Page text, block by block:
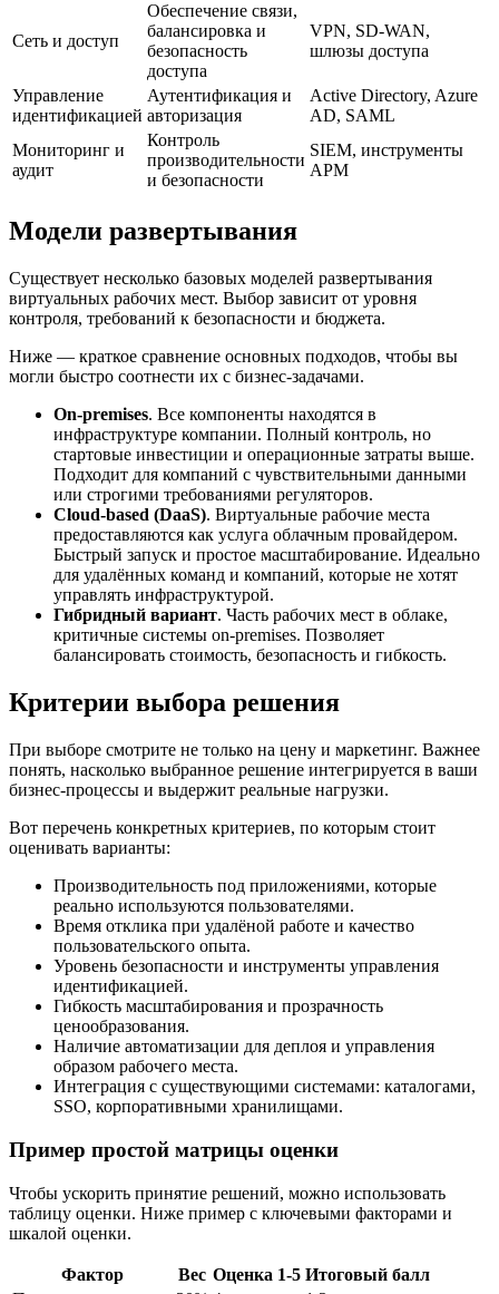
Сеть и доступ
Обеспечение связи,
балансировка и
безопасность
доступа
VPN, SD-WAN,
шлюзы доступа
Управление
идентификацией
Аутентификация и
авторизация
Active Directory, Azure
AD, SAML
Мониторинг и
аудит
Контроль
производительности
и безопасности
SIEM, инструменты
APM
Модели развертывания
Существует несколько базовых моделей развертывания
виртуальных рабочих мест. Выбор зависит от уровня
контроля, требований к безопасности и бюджета.
Ниже — краткое сравнение основных подходов, чтобы вы
могли быстро соотнести их с бизнес-задачами.
On-premises. Все компоненты находятся в
инфраструктуре компании. Полный контроль, но
стартовые инвестиции и операционные затраты выше.
Подходит для компаний с чувствительными данными
или строгими требованиями регуляторов.
Cloud-based (DaaS). Виртуальные рабочие места
предоставляются как услуга облачным провайдером.
Быстрый запуск и простое масштабирование. Идеально
для удалённых команд и компаний, которые не хотят
управлять инфраструктурой.
Гибридный вариант. Часть рабочих мест в облаке,
критичные системы on-premises. Позволяет
балансировать стоимость, безопасность и гибкость.
Критерии выбора решения
При выборе смотрите не только на цену и маркетинг. Важнее
понять, насколько выбранное решение интегрируется в ваши
бизнес-процессы и выдержит реальные нагрузки.
Вот перечень конкретных критериев, по которым стоит
оценивать варианты:
Производительность под приложениями, которые
реально используются пользователями.
Время отклика при удалёной работе и качество
пользовательского опыта.
Уровень безопасности и инструменты управления
идентификацией.
Гибкость масштабирования и прозрачность
ценообразования.
Наличие автоматизации для деплоя и управления
образом рабочего места.
Интеграция с существующими системами: каталогами,
SSO, корпоративными хранилищами.
Пример простой матрицы оценки
Чтобы ускорить принятие решений, можно использовать
таблицу оценки. Ниже пример с ключевыми факторами и
шкалой оценки.
Фактор Вес Оценка 1-5 Итоговый балл